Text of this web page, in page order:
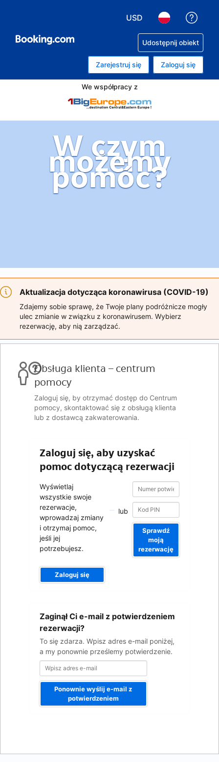
USD
Udostępnij obiekt
Zarejestruj się Zaloguj się
We współpracy z
W czym
możemy
pomóc?
Aktualizacja dotycząca koronawirusa (COVID-19)
Zdajemy sobie sprawę, że Twoje plany podróżnicze mogły
ulec zmianie w związku z koronawirusem. Wybierz
rezerwację, aby nią zarządzać.
Obsługa klienta – centrum
pomocy
Zaloguj się, by otrzymać dostęp do Centrum
pomocy, skontaktować się z obsługą klienta
lub z dostawcą zakwaterowania.
Zaloguj się, aby uzyskać
pomoc dotyczącą rezerwacji
Wyświetlaj
wszystkie swoje
rezerwacje,
wprowadzaj zmiany
i otrzymaj pomoc,
jeśli jej
potrzebujesz.
Zaloguj się
lub
Numer
potwierdzenia
Numer
potwierdzenia
Sprawdź
moją
rezerwację
Zaginął Ci e-mail z potwierdzeniem
rezerwacji?
To się zdarza. Wpisz adres e-mail poniżej,
a my ponownie prześlemy potwierdzenie.
adres
Ponownie wyślij e-mail z
potwierdzeniem